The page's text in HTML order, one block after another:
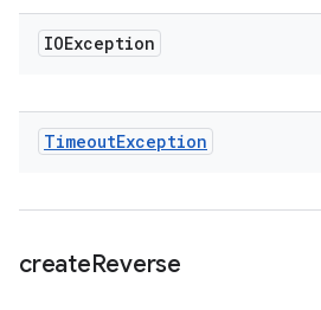
IOException
TimeoutException
createReverse